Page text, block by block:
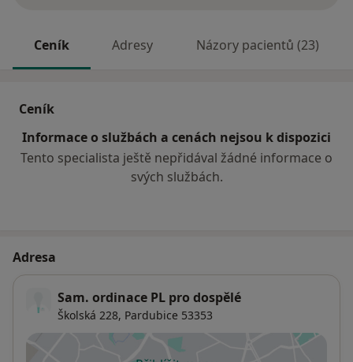
Ceník Adresy Názory pacientů (23)
Ceník
Informace o službách a cenách nejsou k dispozici
Tento specialista ještě nepřidával žádné informace o
svých službách.
Adresa
Sam. ordinace PL pro dospělé
Školská 228, Pardubice 53353